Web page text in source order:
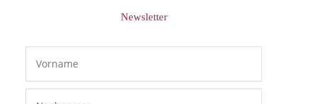
Newsletter